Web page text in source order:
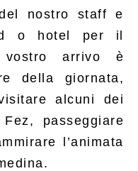
nostro staff e
o hotel per il
vostro arrivo è
della giornata,
alcuni dei
passeggiare
l’animata